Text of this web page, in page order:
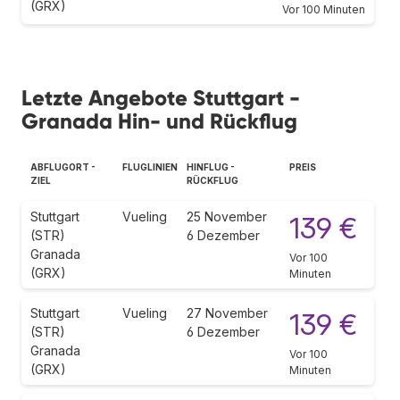
(GRX) Vor 100 Minuten
Letzte Angebote Stuttgart -
Granada Hin- und Rückflug
ABFLUGORT -
ZIEL
FLUGLINIEN
HINFLUG -
RÜCKFLUG
PREIS
Stuttgart
(STR)
Granada
(GRX)
Vueling
25 November
6 Dezember
139 €
Vor 100
Minuten
Stuttgart
(STR)
Granada
(GRX)
Vueling
27 November
6 Dezember
139 €
Vor 100
Minuten